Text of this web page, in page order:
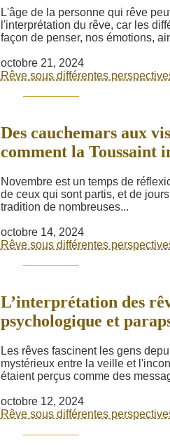
L'âge de la personne qui rêve
l'interprétation du rêve, car les
façon de penser, nos émotions,
octobre 21, 2024
Rêve sous différentes
Des cauchemars aux
comment la Toussaint
Novembre est un temps de
de ceux qui sont partis, et de
tradition de nombreuses...
octobre 14, 2024
Rêve sous différentes
L’interprétation des
psychologique et
Les rêves fascinent les gens
mystérieux entre la veille et
étaient perçus comme des
octobre 12, 2024
Rêve sous différentes